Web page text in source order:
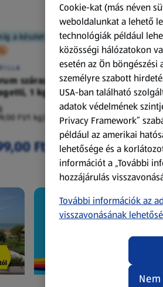
a készlet tart
száraztészta,
1 kg
Ft/1 kg)
Ft
Amíg a
XXL
ACTIMEL
Actimel
palack
0,8 kg
(1 186,25 Ft/1
949,00
Cookie-kat (más néven
weboldalunkat a lehető
technológiák például
közösségi hálózatokon
esetén az Ön
személyre szabott
USA-ban található
adatok védelmének
Privacy Framework”
például az amerikai
lehetősége és a
információt a „További
hozzájárulás
További információk az
visszavonásának